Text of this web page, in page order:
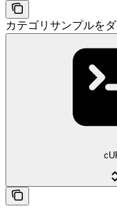
カテゴリサンプルを